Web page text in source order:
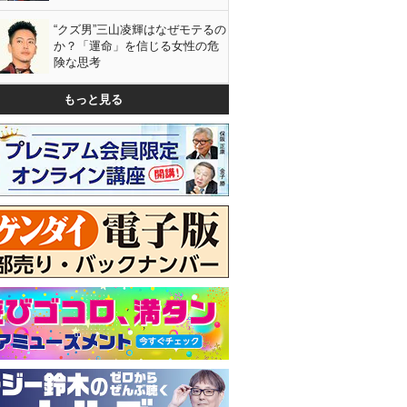
“クズ男”三山凌輝はなぜモテるの
か？「運命」を信じる女性の危
険な思考
もっと見る